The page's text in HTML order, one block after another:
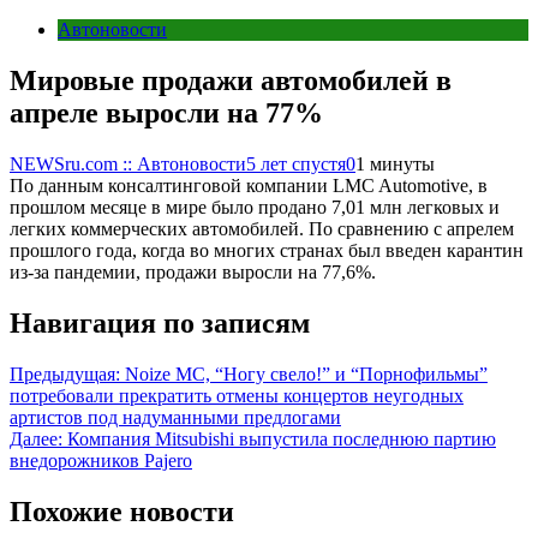
Автоновости
Мировые продажи автомобилей в
апреле выросли на 77%
NEWSru.com :: Автоновости5 лет спустя01 минуты
По данным консалтинговой компании LMC Automotive, в
прошлом месяце в мире было продано 7,01 млн легковых и
легких коммерческих автомобилей. По сравнению с апрелем
прошлого года, когда во многих странах был введен карантин
из-за пандемии, продажи выросли на 77,6%.
Навигация по записям
Предыдущая: Noize MC, “Ногу свело!” и “Порнофильмы”
потребовали прекратить отмены концертов неугодных
артистов под надуманными предлогами
Далее: Компания Mitsubishi выпустила последнюю партию
внедорожников Pajero
Похожие новости